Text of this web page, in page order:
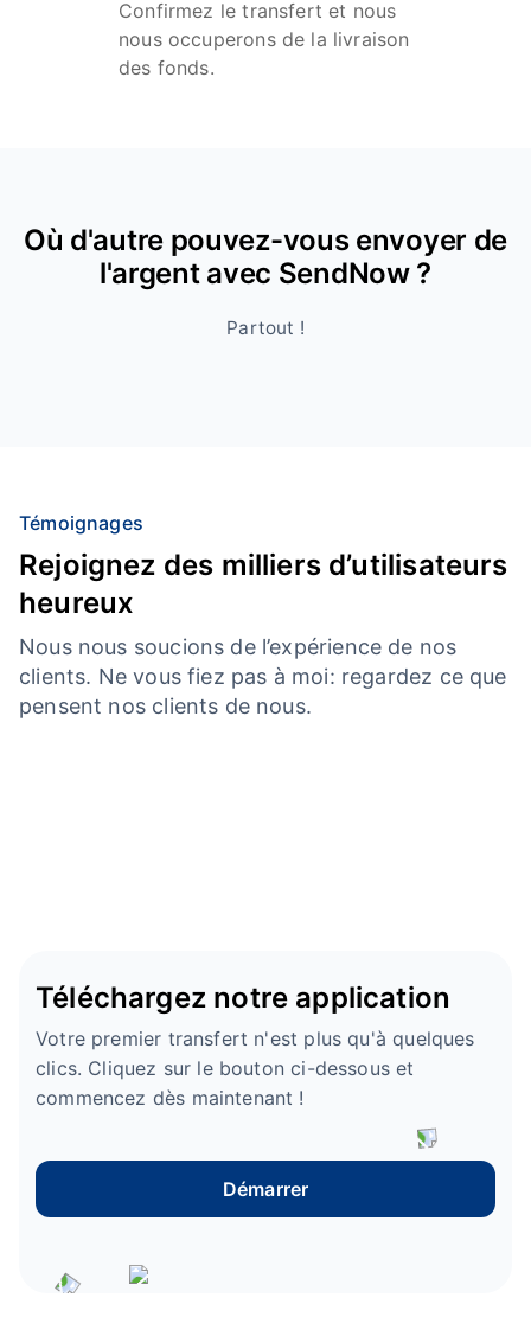
Confirmez le transfert et nous
nous occuperons de la livraison
des fonds.
Où d'autre pouvez-vous envoyer de
l'argent avec SendNow ?
Partout !
Témoignages
Rejoignez des milliers d’utilisateurs
heureux
Nous nous soucions de l’expérience de nos
clients. Ne vous fiez pas à moi: regardez ce que
pensent nos clients de nous.
Téléchargez notre application
Votre premier transfert n'est plus qu'à quelques
clics. Cliquez sur le bouton ci-dessous et
commencez dès maintenant !
Démarrer